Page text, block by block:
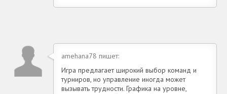
amehana78 пишет:
Игра предлагает широкий выбор команд и
турниров, но управление иногда может
вызывать трудности. Графика на уровне,